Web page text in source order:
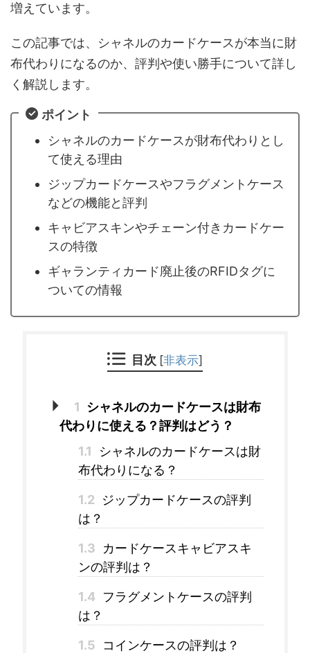
増えています。
この記事では、シャネルのカードケースが本当に財
布代わりになるのか、評判や使い勝手について詳し
く解説します。
ポイント
シャネルのカードケースが財布代わりとし
て使える理由
ジップカードケースやフラグメントケース
などの機能と評判
キャビアスキンやチェーン付きカードケー
スの特徴
ギャランティカード廃止後のRFIDタグに
ついての情報
目次 [非表示]
1 シャネルのカードケースは財布
代わりに使える？評判はどう？
1.1
シャネルのカードケースは財
布代わりになる？
1.2
ジップカードケースの評判
は？
1.3
カードケースキャビアスキ
ンの評判は？
1.4
フラグメントケースの評判
は？
1.5 コインケースの評判は？